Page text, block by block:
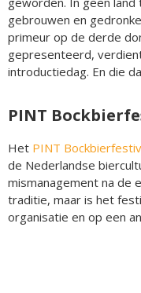
gebrouwen en
primeur op de derde
gepresenteerd,
introductiedag. En die
PINT
Het PINT
de Nederlandse
mismanagement na de
traditie, maar is het
organisatie en op een